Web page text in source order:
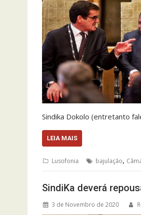
Sindika Dokolo (entretanto
LEIA MAIS
Lusofonia bajulação,
SindiKa deverá
3 de Novembro de 2020